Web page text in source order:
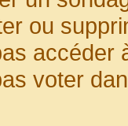
ou
accéder
voter